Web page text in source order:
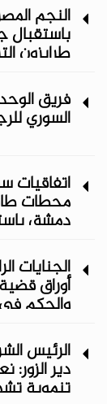
النجم
طرابزون
فريق
السوري
اتفاقيات
محطات
دمشق باستطاعة
الجنايات
أوراق
والحكم في 18 آب
الرئيس
دير
تنموية